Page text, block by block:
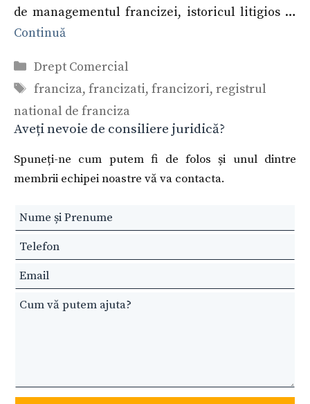
de managementul francizei, istoricul litigios …
Continuă
Categorii
Drept Comercial
Etichete
franciza, francizati, francizori, registrul
national de franciza
Aveți nevoie de consiliere juridică?
Spuneți-ne cum putem fi de folos și unul dintre
membrii echipei noastre vă va contacta.
Leave
this
field
blank